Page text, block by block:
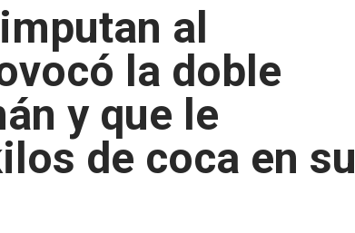
al
la doble
y que le
de coca en su